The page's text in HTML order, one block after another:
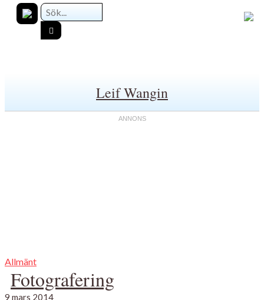
Leif Wangin
Allmänt
Fotografering
9 mars 2014